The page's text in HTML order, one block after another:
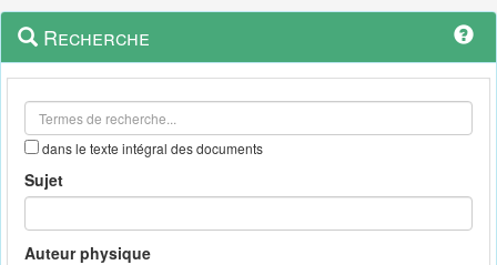
Navigation
outils
Menu
contextuel
Recherche
dans le texte intégral des documents
Sujet
Auteur physique